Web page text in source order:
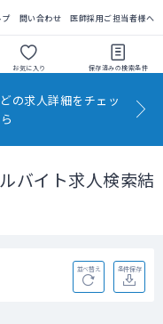
プ 問い合わせ 医師採用ご担当者様へ
お気に入り 保存済みの検索条件
の求人詳細をチェッ
バイト求人検索結
並べ替え 条件保存